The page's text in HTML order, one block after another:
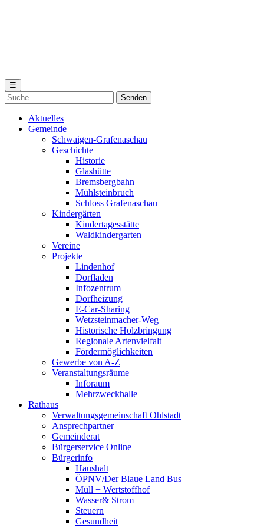
☰
Aktuelles
Gemeinde
Schwaigen-Grafenaschau
Geschichte
Historie
Glashütte
Bremsbergbahn
Mühlsteinbruch
Schloss Grafenaschau
Kindergärten
Kindertagesstätte
Waldkindergarten
Vereine
Projekte
Lindenhof
Dorfladen
Infozentrum
Dorfheizung
E-Car-Sharing
Wetzsteinmacher-Weg
Historische Holzbringung
Regionale Artenvielfalt
Fördermöglichkeiten
Gewerbe von A-Z
Veranstaltungsräume
Inforaum
Mehrzweckhalle
Rathaus
Verwaltungsgemeinschaft Ohlstadt
Ansprechpartner
Gemeinderat
Bürgerservice Online
Bürgerinfo
Haushalt
ÖPNV/Der Blaue Land Bus
Müll + Wertstoffhof
Wasser& Strom
Steuern
Gesundheit